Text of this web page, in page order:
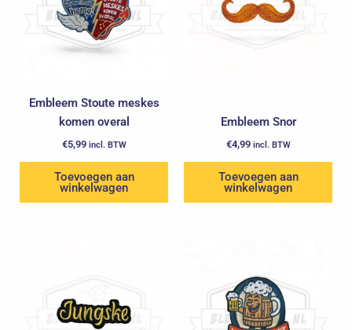
Embleem Stoute meskes
komen overal
€5,99 incl. BTW
Toevoegen aan
winkelwagen
Embleem Snor
€4,99 incl. BTW
Toevoegen aan
winkelwagen